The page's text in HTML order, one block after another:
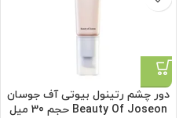
دور چشم رتینول بیوتی آف جوسان
Beauty Of Joseon حجم 30 میل